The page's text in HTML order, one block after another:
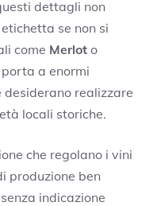
dettagli non
se non si
come Merlot o
porta a enormi
realizzare
locali storiche.
che regolano i vini
produzione ben
indicazione